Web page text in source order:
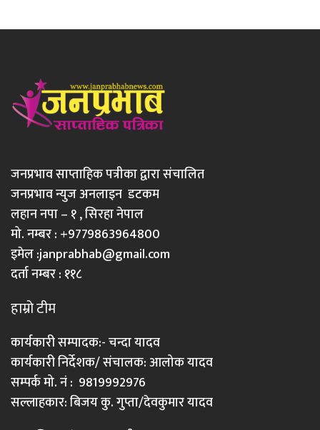
जनप्रभाव साप्ताहिक पत्रीका द्वारा संचालित
जनप्रभाव न्युज अनलाइन डटकम
लहान नपा – १ , सिरहा नेपाल
मो. नम्बर : +9779863964800
इमेल :janprabhab@gmail.com
दर्ता नम्बर : ११८
हाम्रो टीम
कार्यकारी सम्पादक:- चन्दा यादव
कार्यकारी निर्देशक/ संचालक: आलोक यादव
सम्पर्क मो. नं : 9819992976
सल्लाहकार: बिजय कु. गुप्ता/देवकुमार यादव